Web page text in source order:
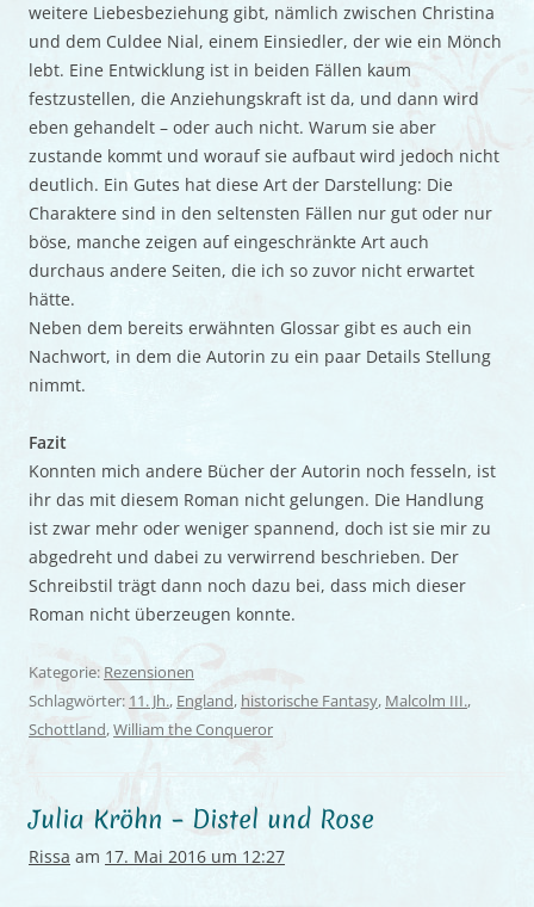
weitere Liebesbeziehung gibt, nämlich zwischen Christina
und dem Culdee Nial, einem Einsiedler, der wie ein Mönch
lebt. Eine Entwicklung ist in beiden Fällen kaum
festzustellen, die Anziehungskraft ist da, und dann wird
eben gehandelt – oder auch nicht. Warum sie aber
zustande kommt und worauf sie aufbaut wird jedoch nicht
deutlich. Ein Gutes hat diese Art der Darstellung: Die
Charaktere sind in den seltensten Fällen nur gut oder nur
böse, manche zeigen auf eingeschränkte Art auch
durchaus andere Seiten, die ich so zuvor nicht erwartet
hätte.
Neben dem bereits erwähnten Glossar gibt es auch ein
Nachwort, in dem die Autorin zu ein paar Details Stellung
nimmt.
Fazit
Konnten mich andere Bücher der Autorin noch fesseln, ist
ihr das mit diesem Roman nicht gelungen. Die Handlung
ist zwar mehr oder weniger spannend, doch ist sie mir zu
abgedreht und dabei zu verwirrend beschrieben. Der
Schreibstil trägt dann noch dazu bei, dass mich dieser
Roman nicht überzeugen konnte.
Kategorie: Rezensionen
Schlagwörter: 11. Jh., England, historische Fantasy, Malcolm III.,
Schottland,William the Conqueror
Julia Kröhn – Distel und Rose
Rissa am 17. Mai 2016 um 12:27